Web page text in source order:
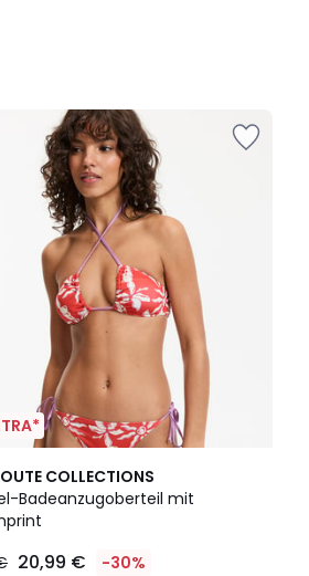
COLLECTIONS
Badeanzugoberteil mit
20,99 € -30%